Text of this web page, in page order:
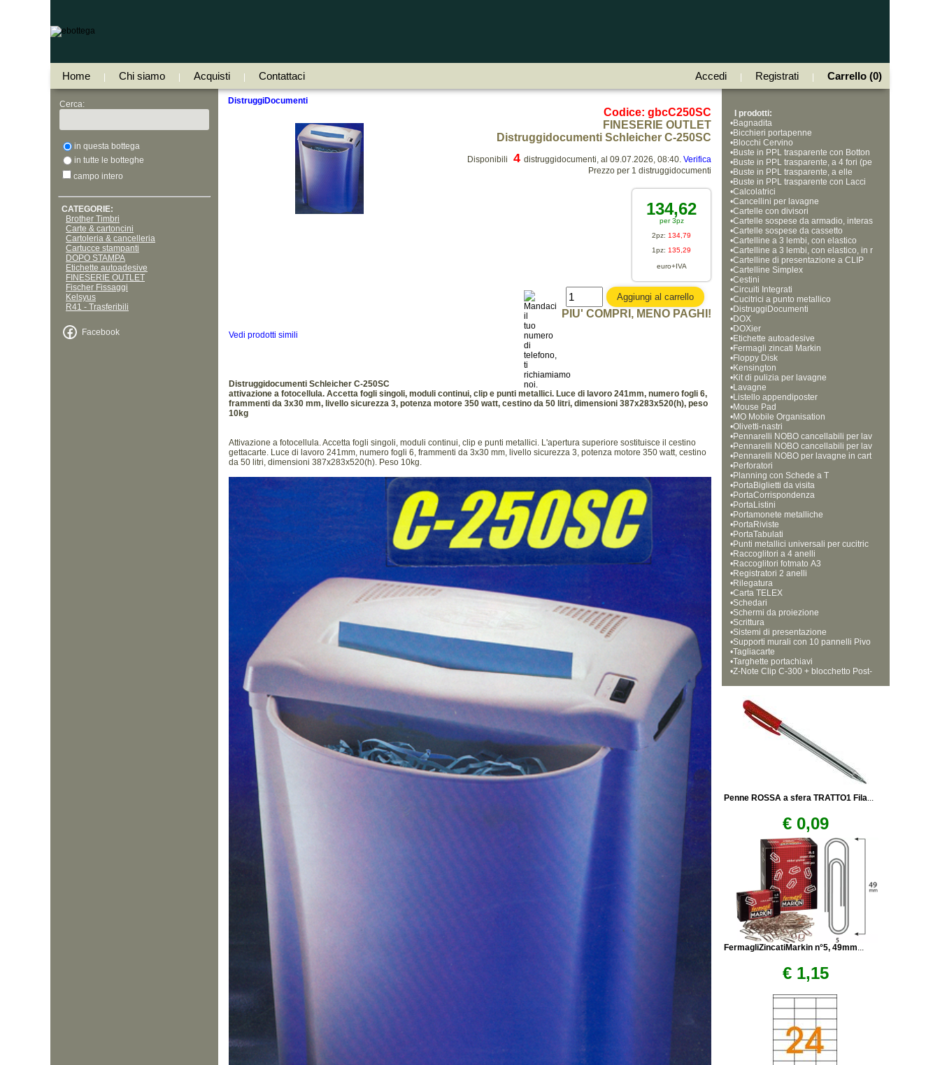
Home Chi siamo Acquisti Contattaci Accedi Registrati Carrello (0)
Cerca:
in questa bottega
in tutte le botteghe
campo intero
CATEGORIE:
Brother Timbri
Carte & cartoncini
Cartoleria & cancelleria
Cartucce stampanti
DOPO STAMPA
Etichette autoadesive
FINESERIE OUTLET
Fischer Fissaggi
Kelsyus
R41 - Trasferibili
Facebook
DistruggiDocumenti
Codice: gbcC250SC
FINESERIE OUTLET
Distruggidocumenti Schleicher C-250SC
Disponibili 4 distruggidocumenti, al 09.07.2026, 08:40. Verifica
Prezzo per 1 distruggidocumenti
134,62
per 3pz
2pz: 134,79
1pz: 135,29
euro+IVA
PIU' COMPRI, MENO PAGHI!
Vedi prodotti simili
Distruggidocumenti Schleicher C-250SC
attivazione a fotocellula. Accetta fogli singoli, moduli continui, clip e punti metallici. Luce di lavoro 241mm, numero fogli 6,
frammenti da 3x30 mm, livello sicurezza 3, potenza motore 350 watt, cestino da 50 litri, dimensioni 387x283x520(h), peso
10kg
Attivazione a fotocellula. Accetta fogli singoli, moduli continui, clip e punti metallici. L'apertura superiore sostituisce il cestino
gettacarte. Luce di lavoro 241mm, numero fogli 6, frammenti da 3x30 mm, livello sicurezza 3, potenza motore 350 watt, cestino
da 50 litri, dimensioni 387x283x520(h). Peso 10kg.
I prodotti:
•Bagnadita
•Bicchieri portapenne
•Blocchi Cervino
•Buste in PPL trasparente con Botton
e
•Buste in PPL trasparente, a 4 fori (pe
rforazione universale)
•Buste in PPL trasparente, a elle
•Buste in PPL trasparente con Lacci
o e Soffietto, formato A4
•Calcolatrici
•Cancellini per lavagne
•Cartelle con divisori
•Cartelle sospese da armadio, interas
se 33cm
•Cartelle sospese da cassetto
•Cartelline a 3 lembi, con elastico
•Cartelline a 3 lembi, con elastico, in r
obusto polipropilene
•Cartelline di presentazione a CLIP
•Cartelline Simplex
•Cestini
•Circuiti Integrati
•Cucitrici a punto metallico
•DistruggiDocumenti
•DOX
•DOXier
•Etichette autoadesive
•Fermagli zincati Markin
•Floppy Disk
•Kensington
•Kit di pulizia per lavagne
•Lavagne
•Listello appendiposter
•Mouse Pad
•MO Mobile Organisation
•Olivetti-nastri
•Pennarelli NOBO cancellabili per lav
agne bianche, punta tonda da 1 mm
•Pennarelli NOBO cancellabili per lav
agne bianche, punta tonda da 3 mm
•Pennarelli NOBO per lavagne in cart
a, punta a scalpello
•Perforatori
•Planning con Schede a T
•PortaBiglietti da visita
•PortaCorrispondenza
•PortaListini
•Portamonete metalliche
•PortaRiviste
•PortaTabulati
•Punti metallici universali per cucitric
e
•Raccoglitori a 4 anelli
•Raccoglitori fotmato A3
•Registratori 2 anelli
•Rilegatura
•Carta TELEX
•Schedari
•Schermi da proiezione
•Scrittura
•Sistemi di presentazione
•Supporti murali con 10 pannelli Pivo
dex
•Tagliacarte
•Targhette portachiavi
•Z-Note Clip C-300 + blocchetto Post-
Penne ROSSA a sfera TRATTO1 Fila...
€ 0,09
FermagliZincatiMarkin n°5, 49mm...
€ 1,15